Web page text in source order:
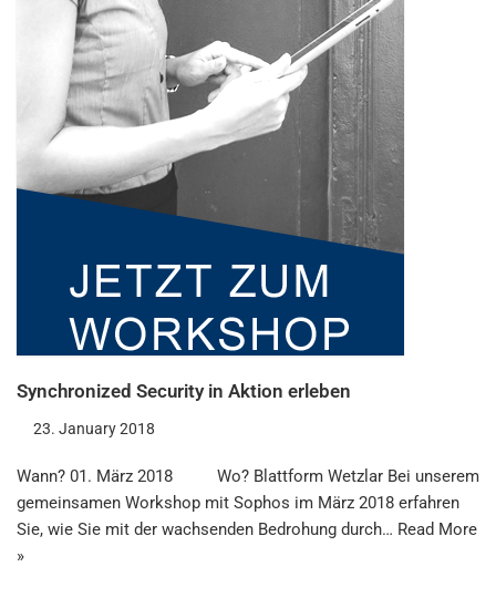
Synchronized Security in Aktion erleben
23. January 2018
Wann? 01. März 2018 Wo? Blattform Wetzlar Bei unserem
gemeinsamen Workshop mit Sophos im März 2018 erfahren
Sie, wie Sie mit der wachsenden Bedrohung durch… Read More
»